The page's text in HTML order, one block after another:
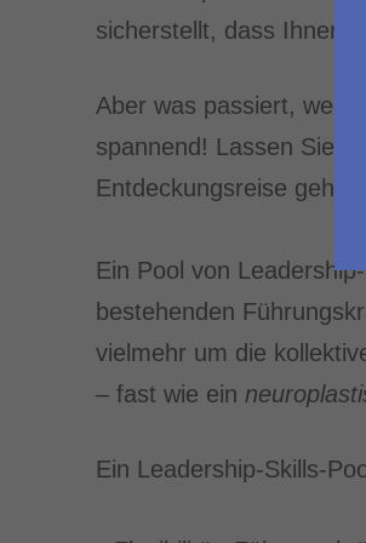
sicherstellt, dass Ihnen
Aber was passiert,
spannend! Lassen Sie
Entdeckungsreise gehen.
Ein Pool von
bestehenden
vielmehr um die
– fast wie ein
Ein Leadership-Skills-